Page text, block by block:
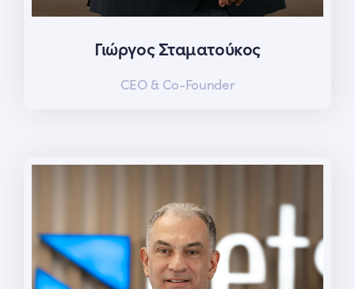
Γιώργος Σταματούκος
CEO & Co-Founder